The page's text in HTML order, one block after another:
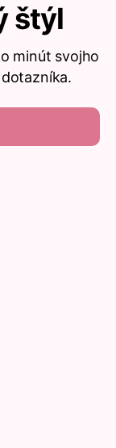
štýl
minút svojho